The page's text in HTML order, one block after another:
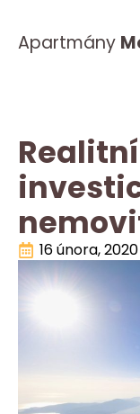
Apartmány
16 února, 2020